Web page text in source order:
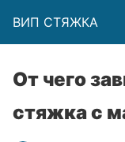
ВИП СТЯЖКА
От чего
стяжка с